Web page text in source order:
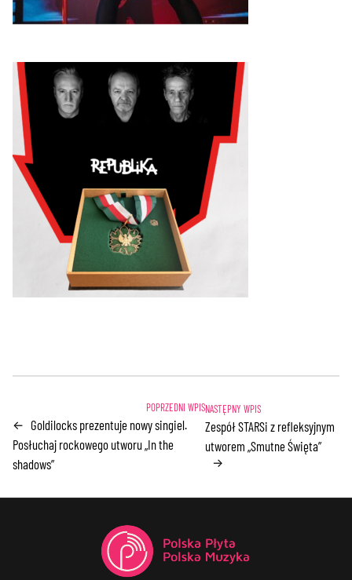
← Goldilocks prezentuje nowy singiel.
Posłuchaj rockowego utworu „In the
shadows”
Zespół STARSi z refleksyjnym
utworem „Smutne Święta”
→